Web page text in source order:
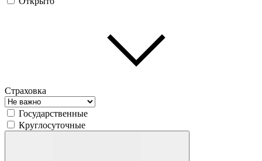
Страховка
Государственные
Круглосуточные